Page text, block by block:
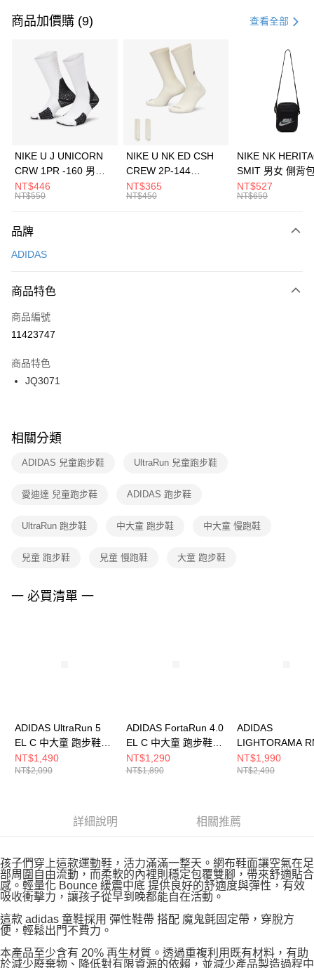
信用卡一次付款
3 期 0 利率 每期 21家銀行
合作金庫商業銀行
第一商業銀行
華南商業銀行
彰化商業銀行
上海商業儲蓄銀行
元大商業銀行
台灣樂天信用卡公司
Apple Pay
全盈+PAY
AFTEE先享後付
【關於「AFTEE先享後付」】
便利好安心！
３．安心：先確認商品／服務後，再付款。
【「AFTEE先享後付」結帳流程】
１．於結帳方式選擇「AFTEE先享後付」後，將跳轉至「AFTEE先享後付」
２．訂單成立數日內，您將收到繳費通知簡訊。
３．收到繳費通知簡訊後14天內，點擊此簡訊中的連結，可透過四大超商／
ATM／網路銀行／等多元方式進行付款，方視為交易完成。
※ 交易是否成功請以「AFTEE先享後付 」之結帳頁面顯示為準，若有關於
是否繳費成功／繳費後需取消欲退款等相關疑問，請聯繫「AFTEE先享後付
客戶支援中心」https://netprotections.freshdesk.com/support/home
１．透過由恩沛科技股份有限公司提供之「AFTEE先享後付」服務完成之交
權轉讓予恩沛科技股份有限公司。
３．未成年的使用者請事先徵得法定代理人或監護人之同意方可使用
４．使用「AFTEE先享後付」時，將依據個別帳號之用戶狀況，依本公司即
運送方式
每筆NT$100，滿NT$1,500(含以上)免運費
宅配
每筆NT$100，滿NT$1,500(含以上)免運費
付款後門市自取
每筆NT$100，滿NT$1,500(含以上)免運費
商品加價購 (9) 查看全部
NIKE U J UNICORN
CRW 1PR -160 男女
中統襪 FZ3393100
NT$446
NT$550
NIKE U NK ED CSH
CREW 2P-144
EMBRDY 男女 短統襪
FZ3073133
NT$365
NT$450
NIKE NK
SMIT 男女 側背
BA5871010
NT$527
NT$650
品牌
ADIDAS
商品特色
商品編號
11423747
商品特色
JQ3071
相關分類
ADIDAS 兒童跑步鞋 UltraRun 兒童跑步鞋
愛迪達 兒童跑步鞋 ADIDAS 跑步鞋
UltraRun 跑步鞋 中大童 跑步鞋 中大童 慢跑鞋
兒童 跑步鞋 兒童 慢跑鞋 大童 跑步鞋
一 必買清單 一
ADIDAS UltraRun 5
EL C 中大童 跑步鞋
JR5375
NT$1,490
NT$2,090
ADIDAS FortaRun 4.0
EL C 中大童 跑步鞋
JR9313
NT$1,290
NT$1,890
ADIDAS
LIGHTORAMA
EL C 中大童 跑
JQ4158
NT$1,990
NT$2,490
詳細說明 相關推薦
孩子們穿上這款運動鞋，活力滿滿一整天。網布鞋面讓空氣在足
部周圍自由流動，而柔軟的內裡則穩定包覆雙腳，帶來舒適貼合
感。輕量化 Bounce 緩震中底 提供良好的舒適度與彈性，有效
吸收衝擊力，讓孩子從早到晚都能自在活動。
這款 adidas 童鞋採用 彈性鞋帶 搭配 魔鬼氈固定帶，穿脫方
便，輕鬆出門不費力。
本產品至少含有 20% 再生材質。透過重複利用既有材料，有助
於減少廢棄物、降低對有限資源的依賴，並減少產品製造過程中